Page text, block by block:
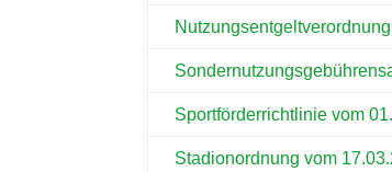
Sportförderrichtlinie vom
Stadionordnung vom